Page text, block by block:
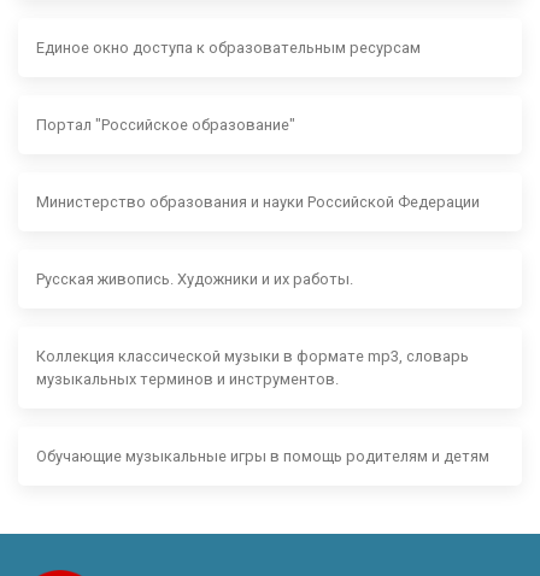
Единое окно доступа к образовательным ресурсам
Портал "Российское образование"
Министерство образования и науки Российской Федерации
Русская живопись. Художники и их работы.
Коллекция классической музыки в формате mp3, словарь
музыкальных терминов и инструментов.
Обучающие музыкальные игры в помощь родителям и детям